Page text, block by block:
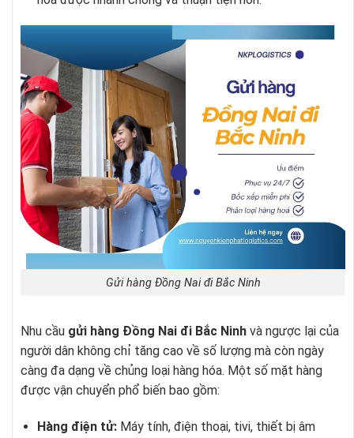
Gửi hàng Đồng Nai đi Bắc Ninh
Nhu cầu gửi hàng Đồng Nai đi Bắc Ninh và ngược lại của
người dân không chỉ tăng cao về số lượng mà còn ngày
càng đa dạng về chủng loại hàng hóa. Một số mặt hàng
được vận chuyển phổ biến bao gồm:
Hàng điện tử:Máy tính, điện thoại, tivi, thiết bị âm